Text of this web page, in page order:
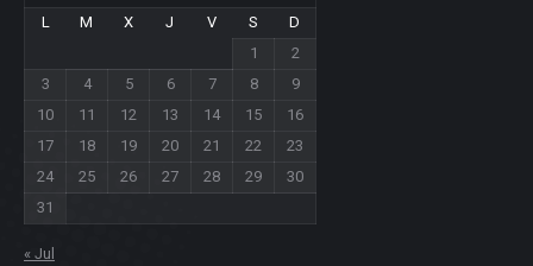
L
M X J V S
D
1
2
3
4 5 6 7 8
9
10
11 12 13 14 15
16
17
18 19 20 21 22
23
24
25 26 27 28 29
30
31
« Jul